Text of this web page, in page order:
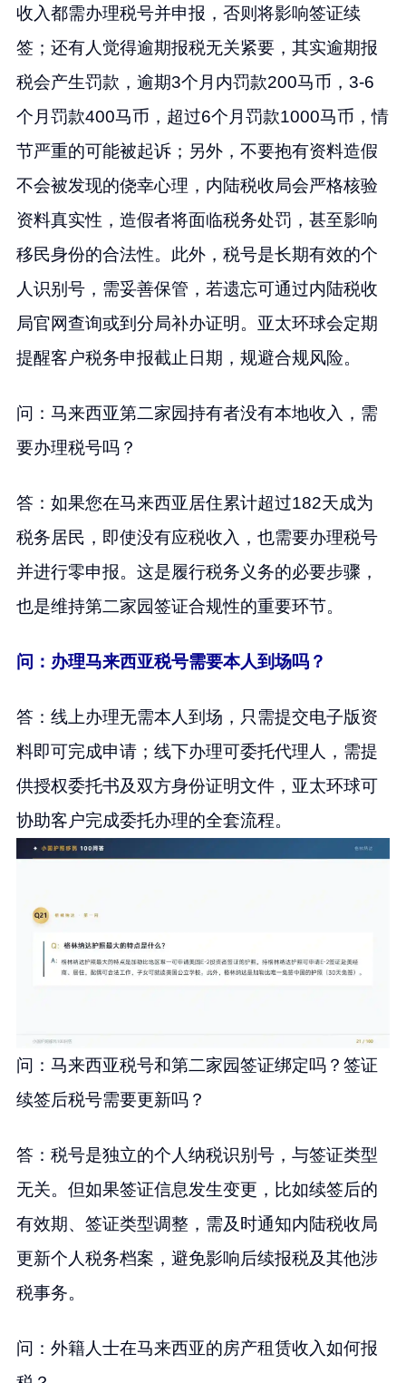
收入都需办理税号并申报，否则将影响签证续
签；还有人觉得逾期报税无关紧要，其实逾期报
税会产生罚款，逾期3个月内罚款200马币，3-6
个月罚款400马币，超过6个月罚款1000马币，情
节严重的可能被起诉；另外，不要抱有资料造假
不会被发现的侥幸心理，内陆税收局会严格核验
资料真实性，造假者将面临税务处罚，甚至影响
移民身份的合法性。此外，税号是长期有效的个
人识别号，需妥善保管，若遗忘可通过内陆税收
局官网查询或到分局补办证明。亚太环球会定期
提醒客户税务申报截止日期，规避合规风险。
问：马来西亚第二家园持有者没有本地收入，需
要办理税号吗？
答：如果您在马来西亚居住累计超过182天成为
税务居民，即使没有应税收入，也需要办理税号
并进行零申报。这是履行税务义务的必要步骤，
也是维持第二家园签证合规性的重要环节。
问：办理马来西亚税号需要本人到场吗？
答：线上办理无需本人到场，只需提交电子版资
料即可完成申请；线下办理可委托代理人，需提
供授权委托书及双方身份证明文件，亚太环球可
协助客户完成委托办理的全套流程。
问：马来西亚税号和第二家园签证绑定吗？签证
续签后税号需要更新吗？
答：税号是独立的个人纳税识别号，与签证类型
无关。但如果签证信息发生变更，比如续签后的
有效期、签证类型调整，需及时通知内陆税收局
更新个人税务档案，避免影响后续报税及其他涉
税事务。
问：外籍人士在马来西亚的房产租赁收入如何报